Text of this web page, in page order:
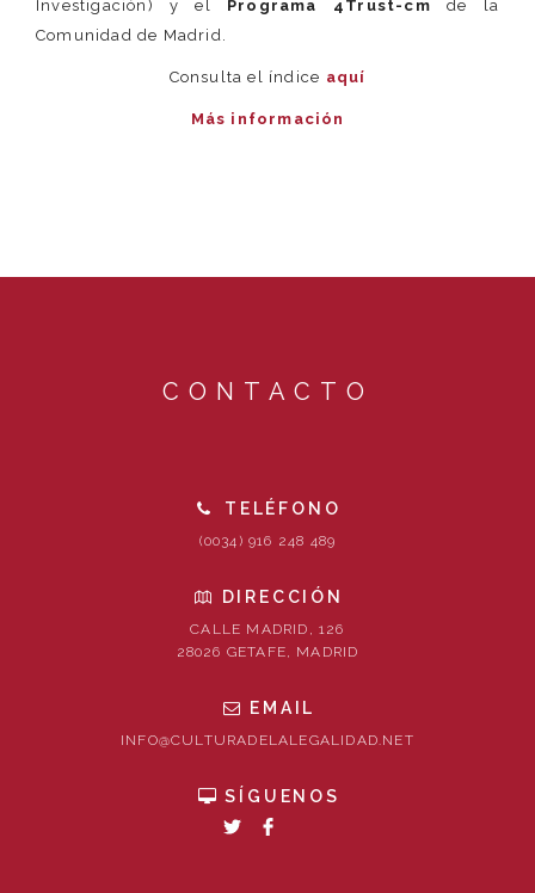
Investigación) y el Programa 4Trust-cm de la
Comunidad de Madrid.
Consulta el índice aquí
Más información
CONTACTO
TELÉFONO
(0034) 916 248 489
DIRECCIÓN
CALLE MADRID, 126
28026 GETAFE, MADRID
EMAIL
INFO@CULTURADELALEGALIDAD.NET
SÍGUENOS